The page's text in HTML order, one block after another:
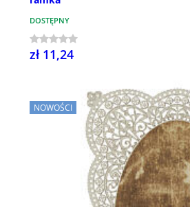
DOSTĘPNY
zł 11,24
NOWOŚCI